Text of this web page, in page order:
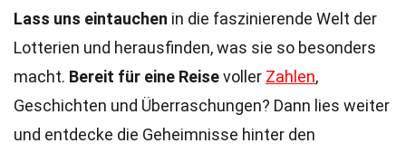
Lass uns eintauchen in die faszinierende Welt der
Lotterien und herausfinden, was sie so besonders
macht. Bereit für eine Reisevoller Zahlen,
Geschichten und Überraschungen? Dann lies weiter
und entdecke die Geheimnisse hinter den